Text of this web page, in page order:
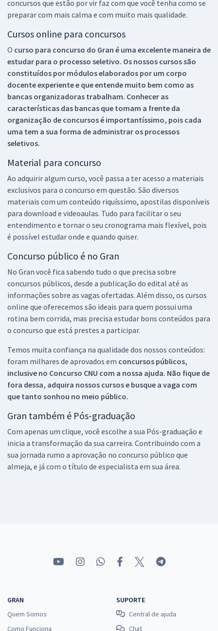
concursos que estão por vir faz com que você tenha como se
preparar com mais calma e com muito mais qualidade.
Cursos online para concursos
O curso para concurso do Gran é uma excelente maneira de
estudar para o processo seletivo. Os nossos cursos são
constituídos por módulos elaborados por um corpo
docente experiente e que entende muito bem como as
bancas organizadoras trabalham. Conhecer as
características das bancas que tomam a frente da
organização de concursos é importantíssimo, pois cada
uma tem a sua forma de administrar os processos
seletivos.
Material para concurso
Ao adquirir algum curso, você passa a ter acesso a materiais
exclusivos para o concurso em questão. São diversos
materiais com um conteúdo riquíssimo, apostilas disponíveis
para download e videoaulas. Tudo para facilitar o seu
entendimento e tornar o seu cronograma mais flexível, pois
é possível estudar onde e quando quiser.
Concurso público é no Gran
No Gran você fica sabendo tudo o que precisa sobre
concursos públicos, desde a publicação do edital até as
informações sobre as vagas ofertadas. Além disso, os cursos
online que oferecemos são ideais para quem possui uma
rotina bem corrida, mas precisa estudar bons conteúdos para
o concurso que está prestes a participar.
Temos muita confiança na qualidade dos nossos conteúdos:
foram milhares de aprovados em concursos públicos,
inclusive no Concurso CNU com a nossa ajuda. Não fique de
fora dessa, adquira nossos cursos e busque a vaga com
que tanto sonhou no meio público.
Gran também é Pós-graduação
Com apenas um clique, você escolhe a sua Pós-graduação e
inicia a transformação da sua carreira. Contribuindo com a
sua jornada rumo a aprovação no concurso público que
almeja, e já com o título de especialista em sua área.
GRAN
Quem Somos
Como Funciona
SUPORTE
Central de ajuda
Chat